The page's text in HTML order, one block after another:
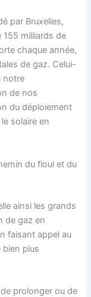
par Bruxelles,
155 milliards de
chaque année,
de gaz. Celui-
notre
de nos
du déploiement
solaire en
du fioul et du
ainsi les grands
de gaz en
faisant appel au
bien plus
prolonger ou de